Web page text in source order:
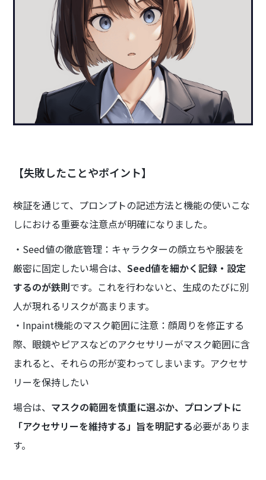
【失敗したことやポイント】
検証を通じて、プロンプトの記述方法と機能の使いこな
しにおける重要な注意点が明確になりました。
・Seed値の徹底管理：キャラクターの顔立ちや服装を
厳密に固定したい場合は、Seed値を細かく記録・設定
するのが鉄則です。これを行わないと、生成のたびに別
人が現れるリスクが高まります。
・Inpaint機能のマスク範囲に注意：顔周りを修正する
際、眼鏡やピアスなどのアクセサリーがマスク範囲に含
まれると、それらの形が変わってしまいます。アクセサ
リーを保持したい
場合は、 マスクの範囲を慎重に選ぶか、プロンプトに
「アクセサリーを維持する」旨を明記する必要がありま
す。